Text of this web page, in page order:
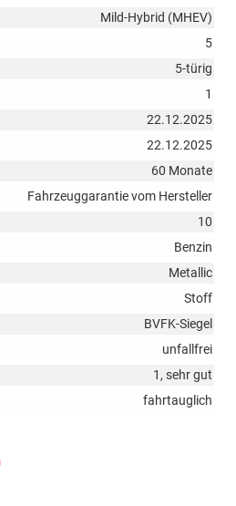
Mild-Hybrid (MHEV)
5
5-türig
1
22.12.2025
22.12.2025
60 Monate
Fahrzeuggarantie vom Hersteller
10
Benzin
Metallic
Stoff
BVFK-Siegel
unfallfrei
1, sehr gut
fahrtauglich